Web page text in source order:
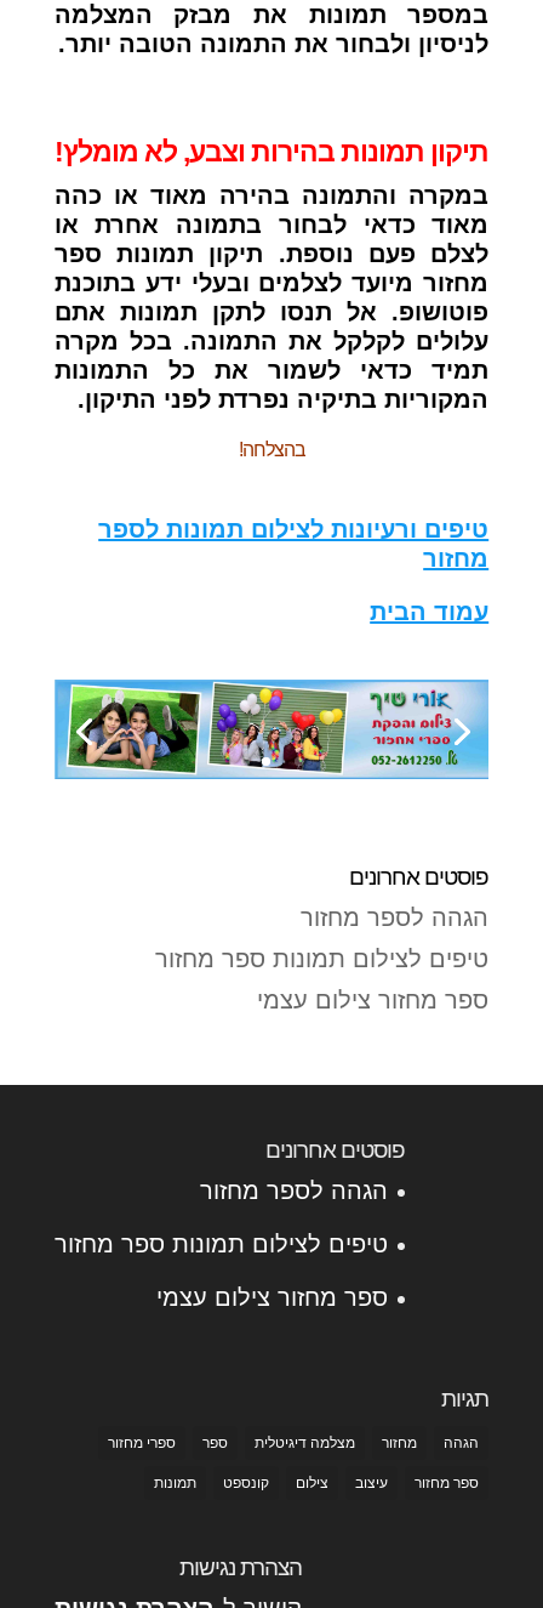
במספר תמונות את מבזק המצלמה
לניסיון ולבחור את התמונה הטובה יותר.
תיקון תמונות בהירות וצבע, לא מומלץ!
במקרה והתמונה בהירה מאוד או כהה
מאוד כדאי לבחור בתמונה אחרת או
לצלם פעם נוספת. תיקון תמונות ספר
מחזור מיועד לצלמים ובעלי ידע בתוכנת
פוטושופ. אל תנסו לתקן תמונות אתם
עלולים לקלקל את התמונה. בכל מקרה
תמיד כדאי לשמור את כל התמונות
המקוריות בתיקיה נפרדת לפני התיקון.
בהצלחה!
טיפים ורעיונות לצילום תמונות לספר
מחזור
עמוד הבית
פוסטים אחרונים
הגהה לספר מחזור
טיפים לצילום תמונות ספר מחזור
ספר מחזור צילום עצמי
פוסטים אחרונים
הגהה לספר מחזור
טיפים לצילום תמונות ספר מחזור
ספר מחזור צילום עצמי
תגיות
הגהה מחזור מצלמה דיגיטלית ספר ספרי מחזור
ספר מחזור עיצוב צילום קונספט תמונות
הצהרת נגישות